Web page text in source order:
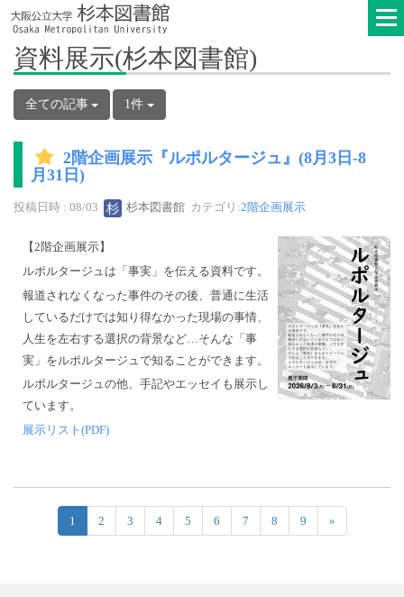
資料展示(杉本図書館)
全ての記事 1件
2階企画展示『ルポルタージュ』(8月3日-8
月31日)
投稿日時 : 08/03 杉本図書館 カテゴリ:2階企画展示
【2階企画展示】
ルポルタージュは「事実」を伝える資料です。
報道されなくなった事件のその後、普通に生活
しているだけでは知り得なかった現場の事情、
人生を左右する選択の背景など…そんな「事
実」をルポルタージュで知ることができます。
ルポルタージュの他、手記やエッセイも展示し
ています。
展示リスト(PDF)
1 2 3 4 5 6 7 8 9 »